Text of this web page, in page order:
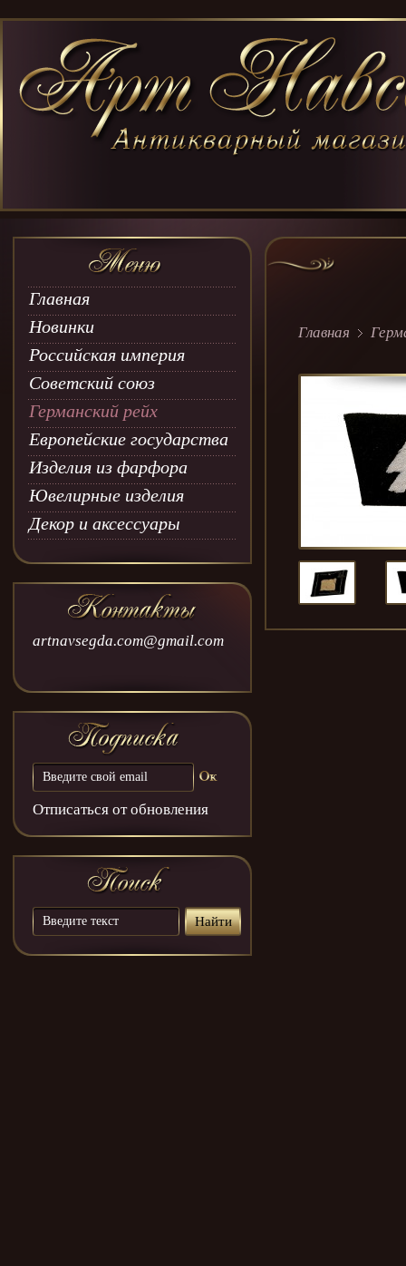
Главная
Новинки
Российская империя
Советский союз
Германский рейх
Европейские государства
Изделия из фарфора
Ювелирные изделия
Декор и аксессуары
artnavsegda.com@gmail.com
Отписаться от обновления
Главная